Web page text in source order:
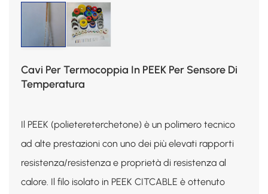
Cavi Per Termocoppia In PEEK Per Sensore Di
Temperatura
Il PEEK (polietereterchetone) è un polimero tecnico
ad alte prestazioni con uno dei più elevati rapporti
resistenza/resistenza e proprietà di resistenza al
calore. Il filo isolato in PEEK CITCABLE è ottenuto